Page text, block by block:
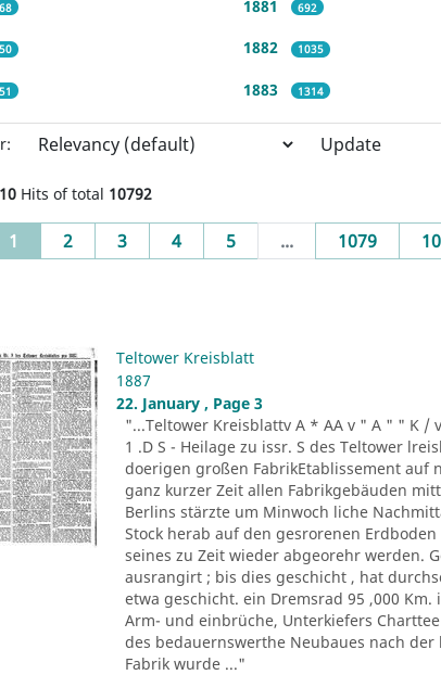
1881 692
1882 1035
1883 1314
Update
Hits of total 10792
1 (current)
2 3 4 5 ... 1079
Teltower Kreisblatt
1887
22. January , Page 3
"...Teltower Kreisblattv A * AA v " A " " K /
1 .D S - Heilage zu issr. S des Teltower
doerigen großen FabrikEtablissement auf
ganz kurzer Zeit allen Fabrikgebäuden
Berlins stärzte um Minwoch liche
Stock herab auf den gesrorenen
seines zu Zeit wieder abgeorehr werden.
ausrangirt ; bis dies geschicht , hat
etwa geschicht. ein Dremsrad 95 ,000
Arm- und einbrüche, Unterkiefers
des bedauernswerthe Neubaues nach
Fabrik wurde ..."